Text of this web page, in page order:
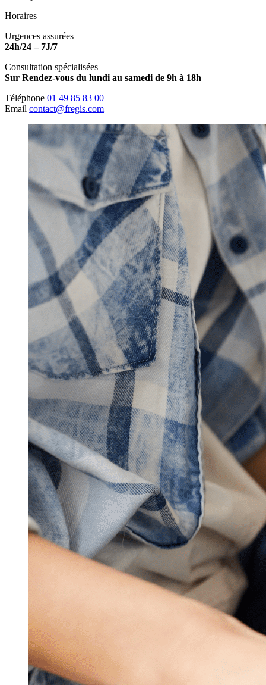
Horaires
Urgences assurées
24h/24 – 7J/7
Consultation spécialisées
Sur Rendez-vous du lundi au samedi de 9h à 18h
Téléphone 01 49 85 83 00
Email contact@fregis.com